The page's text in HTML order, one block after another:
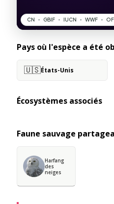
Pays où l'espèce a été
🇺🇸États-Unis
Écosystèmes associés
Faune sauvage
Harfang
des
neiges